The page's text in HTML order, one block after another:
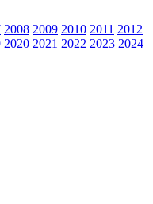
2008 2009 2010 2011 2012
2020 2021 2022 2023 2024